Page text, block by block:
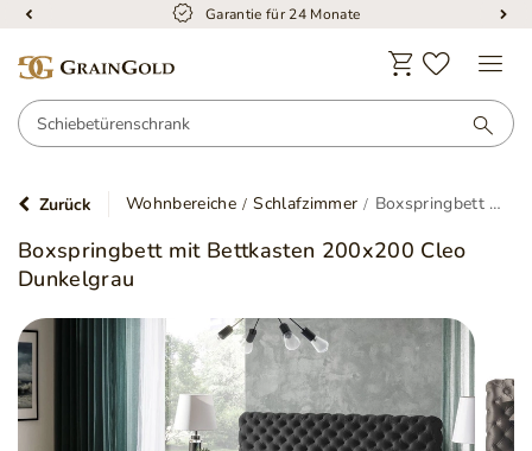
Garantie für 24 Monate
Zurück Wohnbereiche Schlafzimmer Boxspringbett mit Bettkasten 200x200 Cleo Dunkelgrau
Boxspringbett mit Bettkasten 200x200 Cleo
Dunkelgrau